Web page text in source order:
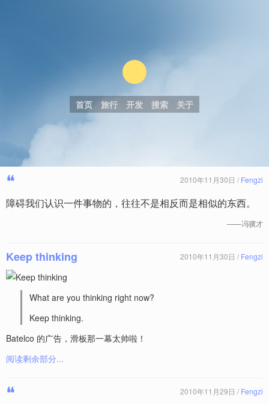
首页 旅行 开发 搜索 关于
❝ 2010年11月30日 / Fengzi
障碍我们认识一件事物的，往往不是相反而是相似的东西。
——冯骥才
Keep thinking 2010年11月30日 / Fengzi
What are you thinking right now?
Keep thinking.
Batelco 的广告，滑板那一幕太帅啦！
阅读剩余部分...
❝ 2010年11月29日 / Fengzi